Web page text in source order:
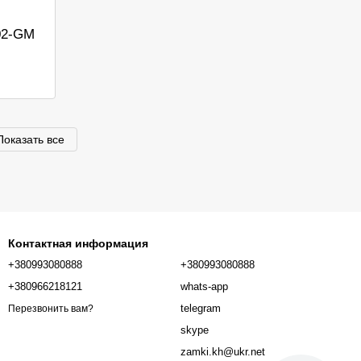
GM
все
Контактная информация
+380993080888
+380966218121
Перезвонить вам?
+380993080888
whats-app
telegram
skype
zamki.kh@ukr.net